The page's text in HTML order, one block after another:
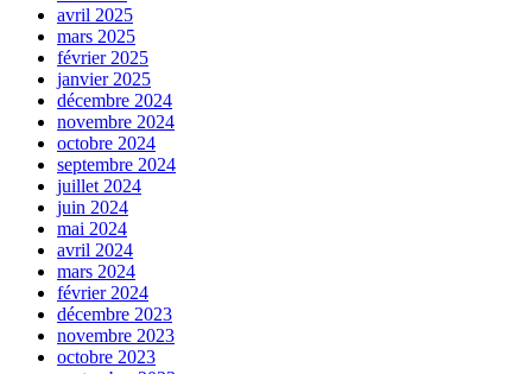
avril 2025
mars 2025
février 2025
janvier 2025
décembre 2024
novembre 2024
octobre 2024
septembre 2024
juillet 2024
juin 2024
mai 2024
avril 2024
mars 2024
février 2024
décembre 2023
novembre 2023
octobre 2023